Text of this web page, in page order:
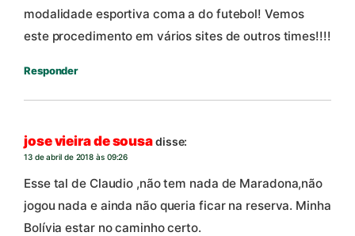
modalidade esportiva coma a do futebol! Vemos
este procedimento em vários sites de outros times!!!!
Responder
jose vieira de sousadisse:
13 de abril de 2018 às 09:26
Esse tal de Claudio ,não tem nada de Maradona,não
jogou nada e ainda não queria ficar na reserva. Minha
Bolívia estar no caminho certo.